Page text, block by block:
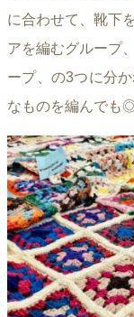
に合わせて、靴下
アを編むグループ
ープ、の3つに分
なものを編んでも◎